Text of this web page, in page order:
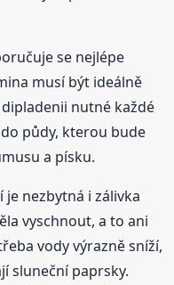
se nejlépe
musí být ideálně
nutné každé
půdy, kterou bude
a písku.
nezbytná i zálivka
vyschnout, a to ani
vody výrazně sníží,
sluneční paprsky.